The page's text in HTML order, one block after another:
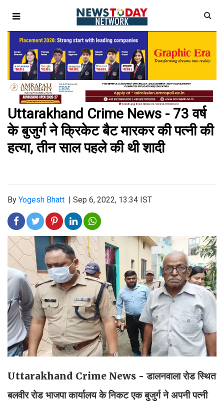
Uttarakhand Crime News - 73 वर्ष
के बुजुर्ग ने क्रिकेट बैट मारकर की पत्नी की
हत्या, तीन साल पहले की थी शादी
By Yogesh Bhatt Sep 6, 2022, 13:34 IST
Uttarakhand Crime News - डालनवाला रोड स्थित
बलवीर रोड भाजपा कार्यालय के निकट एक बुजुर्ग ने अपनी पत्नी